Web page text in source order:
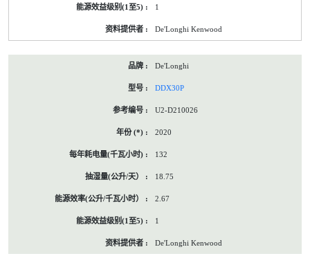
1
De'Longhi Kenwood
De'Longhi
DDX30P
U2-D210026
2020
132
18.75
2.67
1
De'Longhi Kenwood